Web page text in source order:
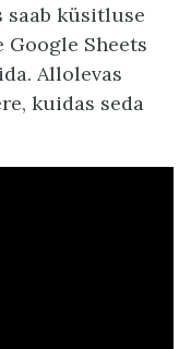
küsitluse
Sheets
Allolevas
kuidas seda